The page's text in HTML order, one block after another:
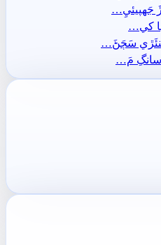
جَهپيئيِ…
کي…
سَڄَڻَ…
سانگِ مَ…